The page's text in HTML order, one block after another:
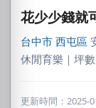
花少少錢就
台中市 西屯區
休閒育樂｜坪
更新時間：2025-